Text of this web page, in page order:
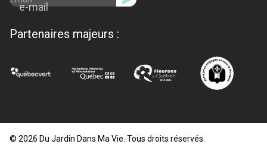
e-mail
Partenaires majeurs :
© 2026 Du Jardin Dans Ma Vie. Tous droits réservés.